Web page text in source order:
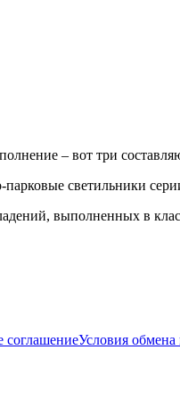
– вот три
светильники
выполненных в
соглашениеУсловия обмена